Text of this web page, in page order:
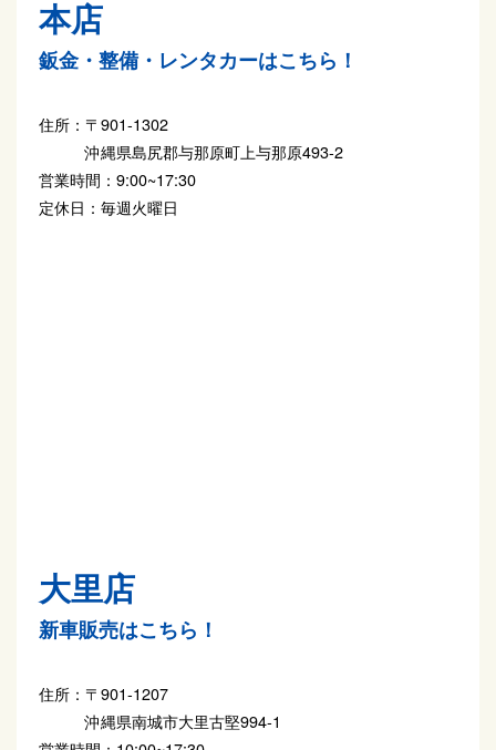
本店
鈑金・整備・レンタカーはこちら！
住所： 〒901-1302
沖縄県島尻郡与那原町上与那原493-2
営業時間： 9:00~17:30
定休日： 毎週火曜日
大里店
新車販売はこちら！
住所： 〒901-1207
沖縄県南城市大里古堅994-1